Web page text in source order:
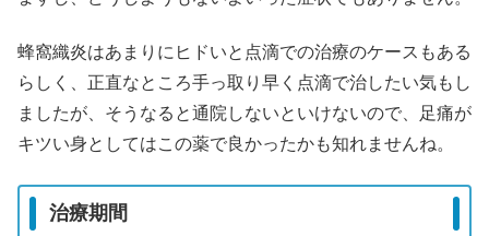
蜂窩織炎はあまりにヒドいと点滴での治療のケースもある
らしく、正直なところ手っ取り早く点滴で治したい気もし
ましたが、そうなると通院しないといけないので、足痛が
キツい身としてはこの薬で良かったかも知れませんね。
治療期間